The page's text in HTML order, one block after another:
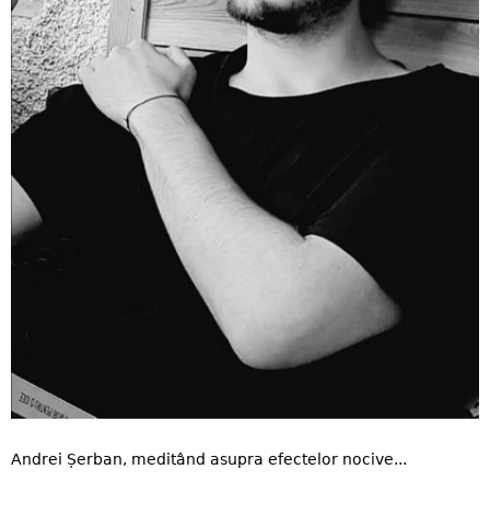
Andrei Șerban, meditând asupra efectelor nocive...